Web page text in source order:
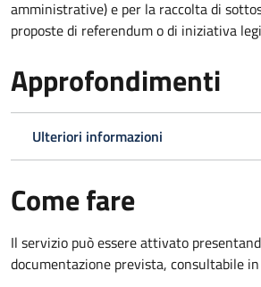
amministrative) e per la raccolta di
proposte di referendum o di iniziativa
Approfondimenti
Ulteriori informazioni
Come fare
Il servizio può essere attivato
documentazione prevista, consultabile